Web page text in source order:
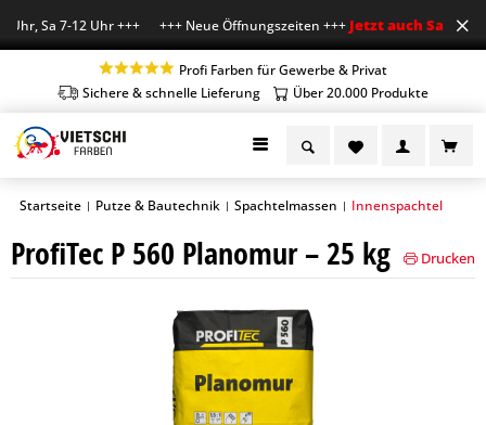
Sa 7-12 Uhr +++ +++ Neue Öffnungszeiten +++Jetzt auch Sa
Profi Farben für Gewerbe & Privat
Sichere & schnelle Lieferung
Über 20.000 Produkte
Startseite | Putze & Bautechnik | Spachtelmassen | Innenspachtel
ProfiTec P 560 Planomur – 25 kg Drucken